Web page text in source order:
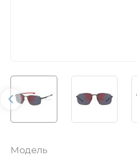
Модель